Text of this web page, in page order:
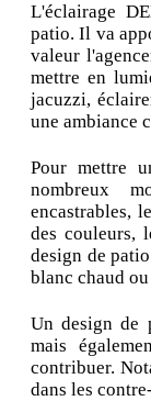
L'éclairage
patio. Il va
valeur
mettre en
jacuzzi,
une ambiance
Pour mettre
nombreux
encastrables,
des couleurs,
design de
blanc chaud
Un design de
mais
contribuer.
dans les